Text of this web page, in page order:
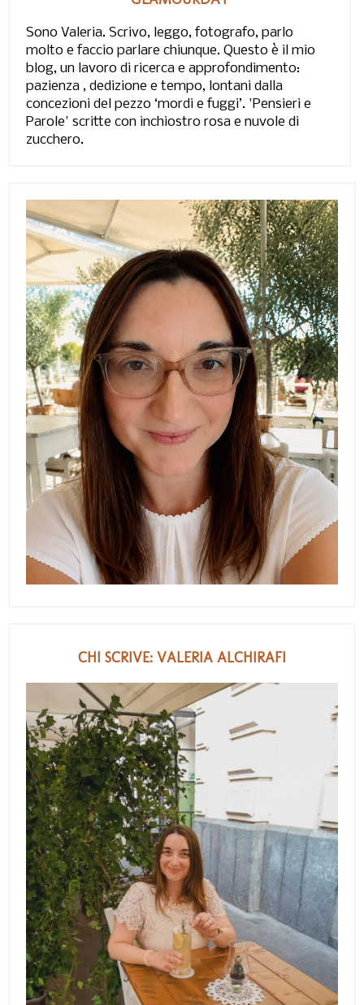
Sono Valeria. Scrivo, leggo, fotografo, parlo
molto e faccio parlare chiunque. Questo è il mio
blog, un lavoro di ricerca e approfondimento:
pazienza , dedizione e tempo, lontani dalla
concezioni del pezzo ‘mordi e fuggi’. 'Pensieri e
Parole' scritte con inchiostro rosa e nuvole di
zucchero.
CHI SCRIVE: VALERIA ALCHIRAFI